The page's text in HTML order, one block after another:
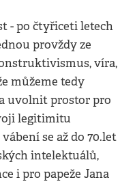
- po čtyřiceti letech
provždy ze
víra,
můžeme tedy
uvolnit prostor pro
legitimitu
se až do 70.let
intelektuálů,
i pro papeže Jana